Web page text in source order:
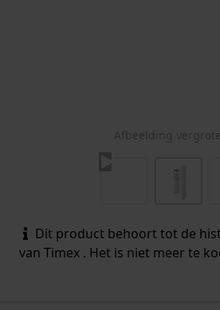
Afbeelding
Dit product behoort tot de
van Timex . Het is niet meer te